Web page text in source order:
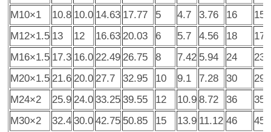
M10×1
10.8 10.0 14.63 17.77 5 4.7 3.76 16
M12×1.5 13 12 16.63 20.03 6 5.7 4.56 18
M16×1.5 17.3 16.0 22.49 26.75 8 7.42 5.94 24
M20×1.5 21.6 20.0 27.7 32.95 10 9.1 7.28 30
M24×2
25.9 24.0 33.25 39.55 12 10.9 8.72 36
35
M30×2
32.4 30.0 42.75 50.85 15 13.9 11.12 46
45